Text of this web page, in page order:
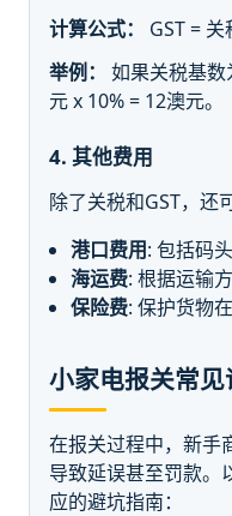
计算公式：
GST =
举例：
如果关税基
元 x 10% = 12澳元。
4. 其他费用
除了关税和GST，还
港口费用: 包括码
海运费: 根据运输
保险费: 保护货物
小家电报关常
在报关过程中，新手
导致延误甚至罚款。
应的避坑指南：